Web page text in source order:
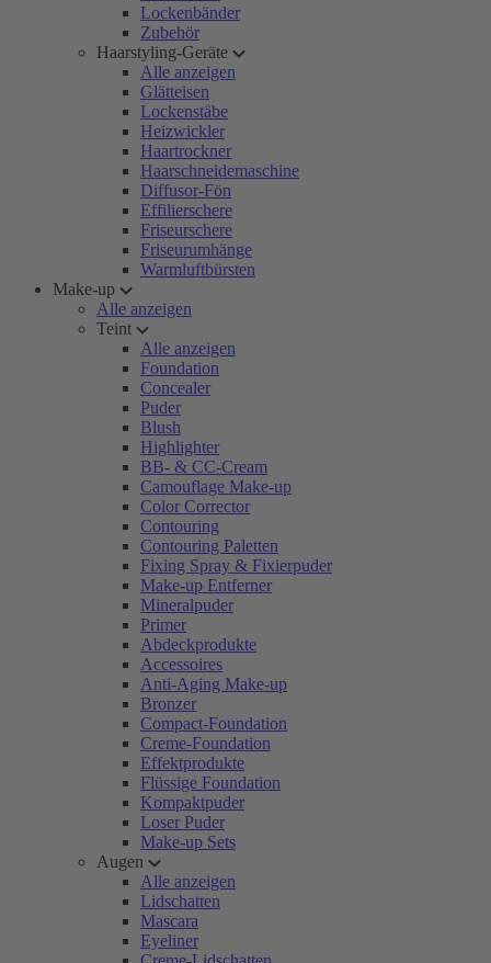
Lockenbänder
Zubehör
Haarstyling-Geräte
Alle anzeigen
Glätteisen
Lockenstäbe
Heizwickler
Haartrockner
Haarschneidemaschine
Diffusor-Fön
Effilierschere
Friseurschere
Friseurumhänge
Warmluftbürsten
Make-up
Alle anzeigen
Teint
Alle anzeigen
Foundation
Concealer
Puder
Blush
Highlighter
BB- & CC-Cream
Camouflage Make-up
Color Corrector
Contouring
Contouring Paletten
Fixing Spray & Fixierpuder
Make-up Entferner
Mineralpuder
Primer
Abdeckprodukte
Accessoires
Anti-Aging Make-up
Bronzer
Compact-Foundation
Creme-Foundation
Effektprodukte
Flüssige Foundation
Kompaktpuder
Loser Puder
Make-up Sets
Augen
Alle anzeigen
Lidschatten
Mascara
Eyeliner